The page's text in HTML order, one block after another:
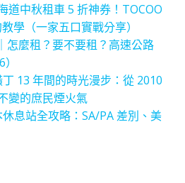
道中秋租車 5 折神券！TOCOO
學（一家五口實戰分享）
怎麼租？要不要租？高速公路
丁 13 年間的時光漫步：從 2010
變的庶民煙火氣
息站全攻略：SA/PA 差別、美